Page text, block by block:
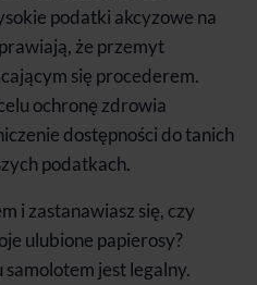
podatki akcyzowe na
że przemyt
się procederem.
ochronę zdrowia
dostępności do tanich
podatkach.
i zastanawiasz się, czy
ulubione papierosy?
jest legalny.